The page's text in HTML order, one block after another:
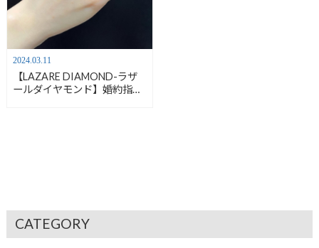
2024.03.11
【LAZARE DIAMOND-ラザ
ールダイヤモンド】婚約指輪
CATEGORY